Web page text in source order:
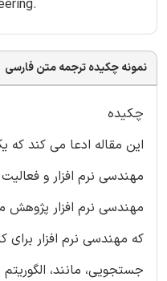
نمونه چکیده ترجمه متن فارسی
چکیده
این مقاله ادعا می کند
مهندسی نرم افزار و
مهندسی نرم افزار پژوهش
که مهندسی نرم افزار برای
جستجویی، مانند، الگوریتم